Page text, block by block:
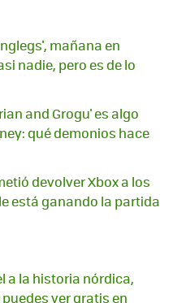
mañana en
nadie, pero es de lo
and Grogu' es algo
qué demonios hace
devolver Xbox a los
está ganando la partida
a la historia nórdica,
ver gratis en